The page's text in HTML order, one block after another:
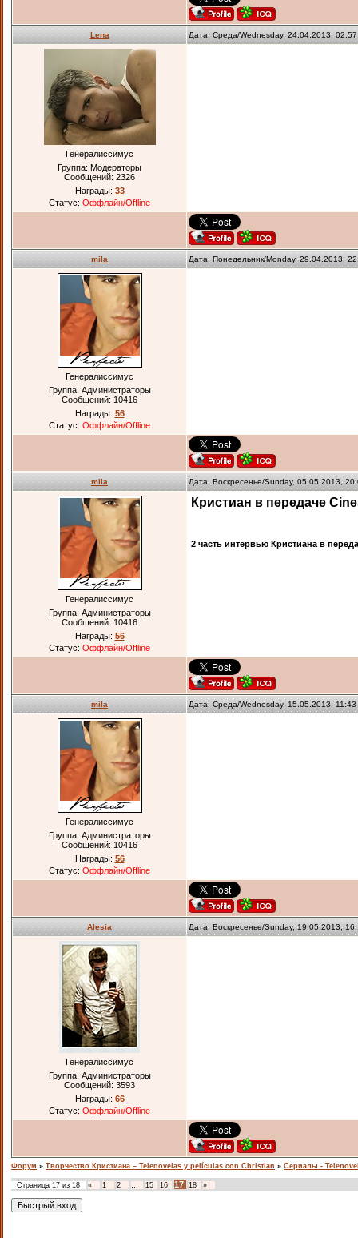
Lena Дата: Среда/Wednesday, 24.04.2013,
Генералиссимус
Группа: Модераторы
Сообщений: 2326
Награды: 33
Статус: Оффлайн/Offline
mila Дата: Понедельник/Monday, 29.04.2013,
Генералиссимус
Группа: Администраторы
Сообщений: 10416
Награды: 56
Статус: Оффлайн/Offline
mila Дата: Воскресенье/Sunday, 05.05.2013,
Генералиссимус
Группа: Администраторы
Сообщений: 10416
Награды: 56
Статус: Оффлайн/Offline
Кристиан в передаче
2 часть интервью Кристиана в
mila Дата: Среда/Wednesday, 15.05.2013,
Генералиссимус
Группа: Администраторы
Сообщений: 10416
Награды: 56
Статус: Оффлайн/Offline
Alesia Дата: Воскресенье/Sunday, 19.05.2013,
Генералиссимус
Группа: Администраторы
Сообщений: 3593
Награды: 66
Статус: Оффлайн/Offline
Форум » Творчество Кристиана – Telenovelas y películas con Christian » Сериалы -
Страница 17 из 18 « 1 2 … 15 16 17 18 »